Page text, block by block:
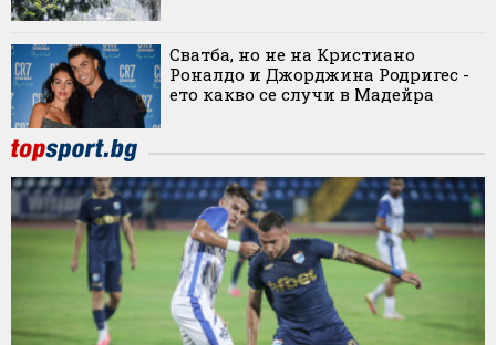
Сватба, но не на Кристиано
Роналдо и Джорджина Родригес -
ето какво се случи в Мадейра